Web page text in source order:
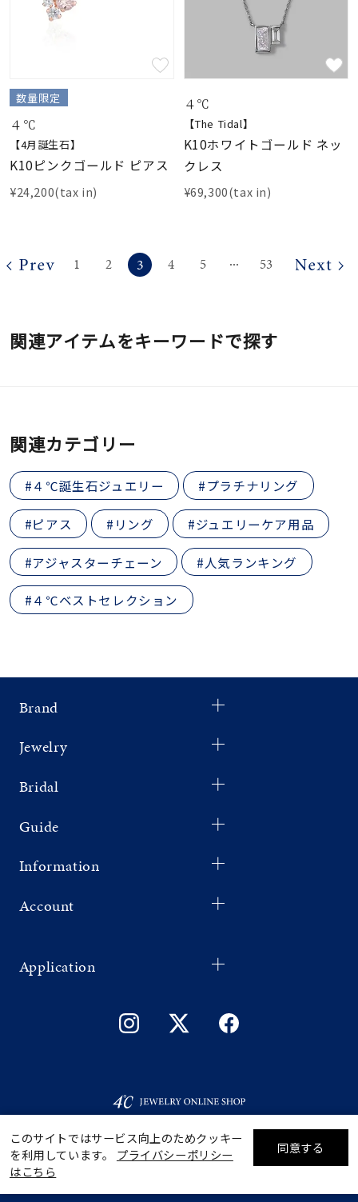
絞り込んで検索する
数量限定
４℃
【4月誕生石】
K10ピンクゴールド ピアス
¥24,200(tax in)
４℃
【The Tidal】
K10ホワイトゴールド ネッ
クレス
¥69,300(tax in)
1 2 3 4 5 ⋯ 53
関連アイテムをキーワードで探す
関連カテゴリー
#４℃誕生石ジュエリー #プラチナリング
#ピアス #リング #ジュエリーケア用品
#アジャスターチェーン #人気ランキング
#４℃ベストセレクション
Brand
Jewelry
Bridal
Guide
Information
Account
Application
このサイトではサービス向上のためクッキー
を利用しています。 プライバシーポリシー
はこちら
同意する